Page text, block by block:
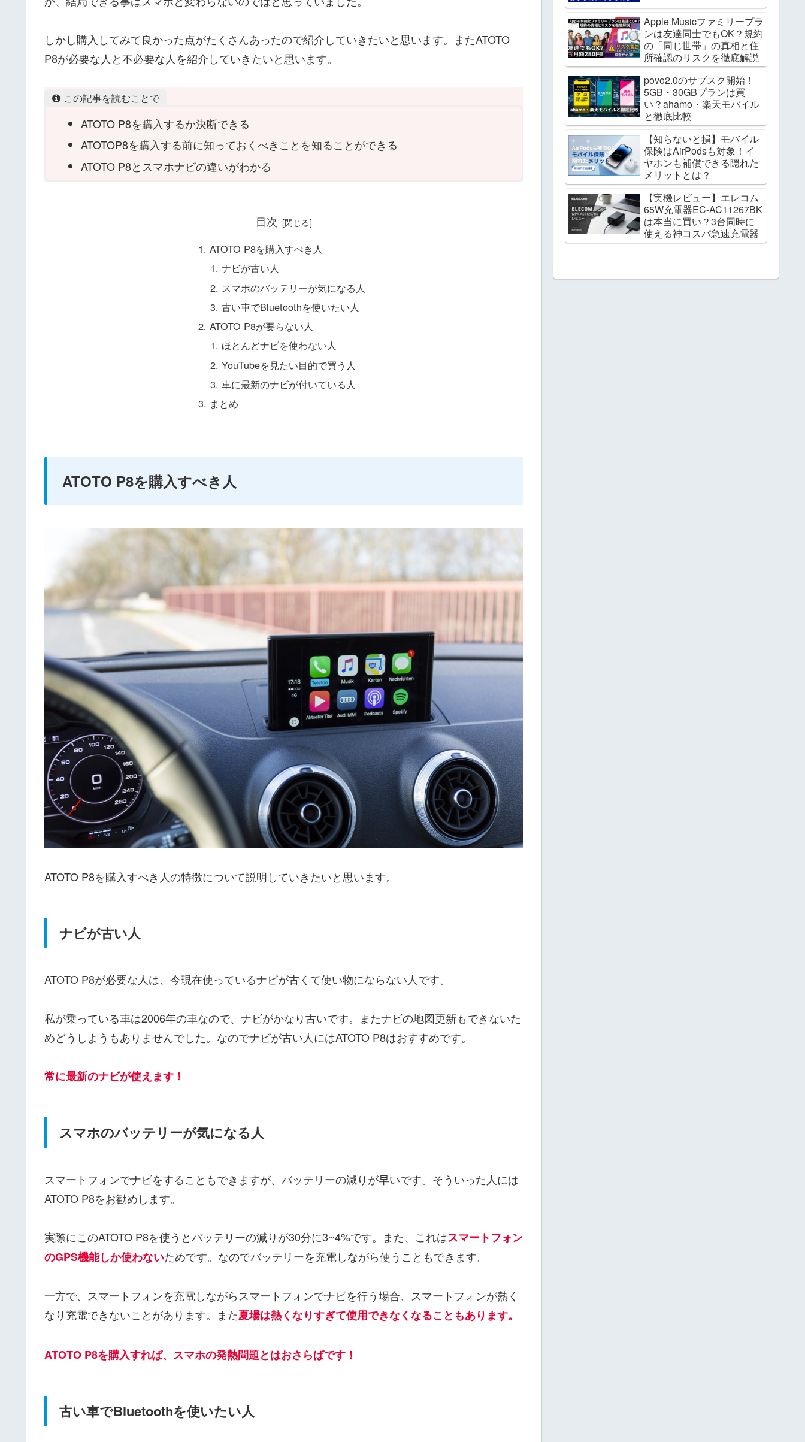
しかし購入してみて良かった点がたくさんあったので紹介していきたいと思います。またATOTO
P8が必要な人と不必要な人を紹介していきたいと思います。
この記事を読むことで
ATOTO P8を購入するか決断できる
ATOTOP8を購入する前に知っておくべきことを知ることができる
ATOTO P8とスマホナビの違いがわかる
目次
ATOTO P8を購入すべき人
ナビが古い人
スマホのバッテリーが気になる人
古い車でBluetoothを使いたい人
ATOTO P8が要らない人
ほとんどナビを使わない人
YouTubeを見たい目的で買う人
車に最新のナビが付いている人
まとめ
ATOTO P8を購入すべき人
ATOTO P8を購入すべき人の特徴について説明していきたいと思います。
ナビが古い人
ATOTO P8が必要な人は、今現在使っているナビが古くて使い物にならない人です。
私が乗っている車は2006年の車なので、ナビがかなり古いです。またナビの地図更新もできないた
めどうしようもありませんでした。なのでナビが古い人にはATOTO P8はおすすめです。
常に最新のナビが使えます！
スマホのバッテリーが気になる人
スマートフォンでナビをすることもできますが、バッテリーの減りが早いです。そういった人には
ATOTO P8をお勧めします。
実際にこのATOTO P8を使うとバッテリーの減りが30分に3~4%です。また、これはスマートフォン
のGPS機能しか使わないためです。なのでバッテリーを充電しながら使うこともできます。
一方で、スマートフォンを充電しながらスマートフォンでナビを行う場合、スマートフォンが熱く
なり充電できないことがあります。また夏場は熱くなりすぎて使用できなくなることもあります。
ATOTO P8を購入すれば、スマホの発熱問題とはおさらばです！
古い車でBluetoothを使いたい人
Apple Musicファミリープラ
ンは友達同士でもOK？規約
の「同じ世帯」の真相と住
所確認のリスクを徹底解説
povo2.0のサブスク開始！
5GB・30GBプランは買
い？ahamo・楽天モバイル
と徹底比較
【知らないと損】モバイル
保険はAirPodsも対象！イ
ヤホンも補償できる隠れた
メリットとは？
【実機レビュー】エレコム
65W充電器EC-AC11267BK
は本当に買い？3台同時に
使える神コスパ急速充電器